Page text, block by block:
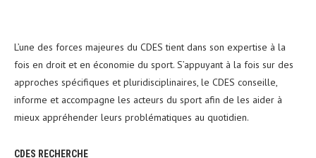
L’une des forces majeures du CDES tient dans son expertise à la
fois en droit et en économie du sport. S’appuyant à la fois sur des
approches spécifiques et pluridisciplinaires, le CDES conseille,
informe et accompagne les acteurs du sport afin de les aider à
mieux appréhender leurs problématiques au quotidien.
CDES RECHERCHE